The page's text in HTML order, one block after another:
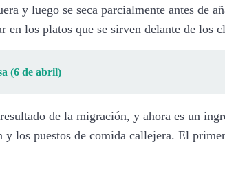
y luego se seca parcialmente antes de
en los platos que se sirven delante de los
(6 de abril)
de la migración, y ahora es un
y los puestos de comida callejera. El